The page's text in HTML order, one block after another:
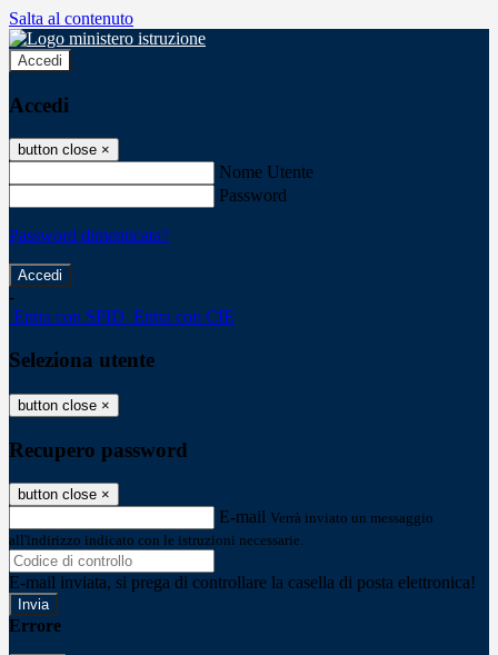
Salta al contenuto
Accedi
Accedi
button close ×
Nome Utente
Password
Password dimenticata?
-
Entra con SPID Entra con CIE
Seleziona utente
button close ×
Recupero password
button close ×
E-mail Verrà inviato un messaggio
all'indirizzo indicato con le istruzioni necessarie.
E-mail inviata, si prega di controllare la casella di posta elettronica!
Errore